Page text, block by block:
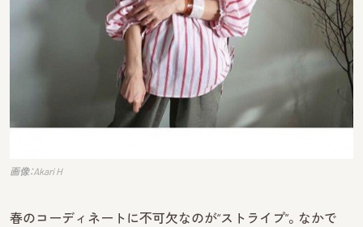
画像：Akari H
春のコーディネートに不可欠なのが“ストライプ”。なかで